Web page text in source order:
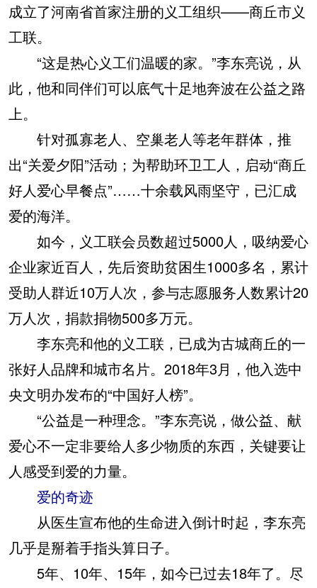
成立了河南省首家注册的义工组织——商丘市义
工联。
“这是热心义工们温暖的家。”李东亮说，从
此，他和同伴们可以底气十足地奔波在公益之路
上。
针对孤寡老人、空巢老人等老年群体，推
出“关爱夕阳”活动；为帮助环卫工人，启动“商丘
好人爱心早餐点”……十余载风雨坚守，已汇成
爱的海洋。
如今，义工联会员数超过5000人，吸纳爱心
企业家近百人，先后资助贫困生1000多名，累计
受助人群近10万人次，参与志愿服务人数累计20
万人次，捐款捐物500多万元。
李东亮和他的义工联，已成为古城商丘的一
张好人品牌和城市名片。2018年3月，他入选中
央文明办发布的“中国好人榜”。
“公益是一种理念。”李东亮说，做公益、献
爱心不一定非要给人多少物质的东西，关键要让
人感受到爱的力量。
爱的奇迹
从医生宣布他的生命进入倒计时起，李东亮
几乎是掰着手指头算日子。
5年、10年、15年，如今已过去18年了。尽